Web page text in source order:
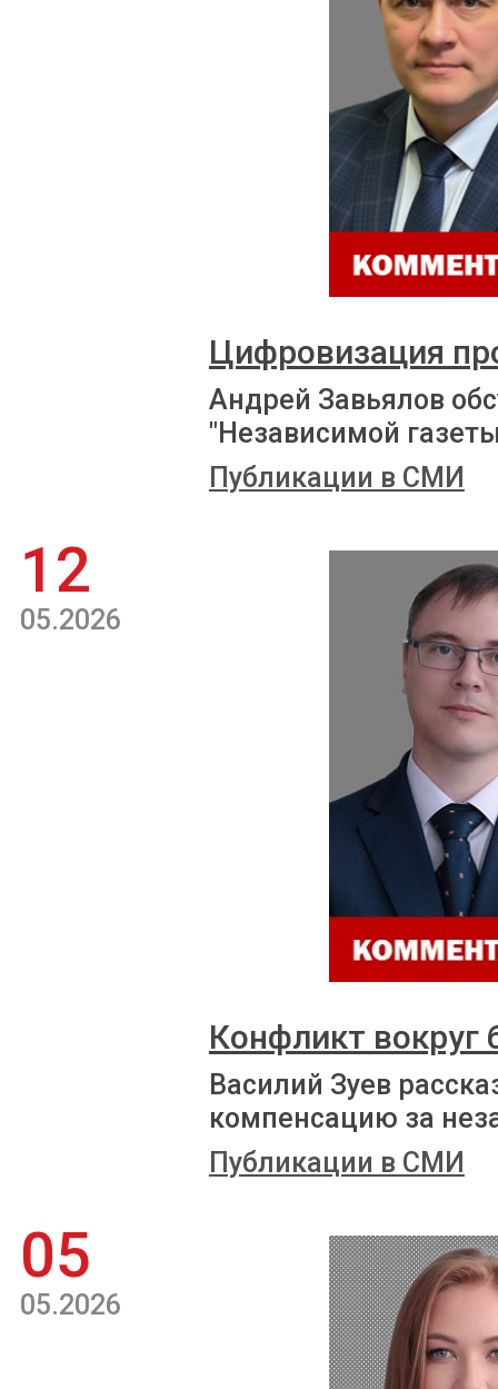
Цифровизация
Андрей Завьялов
"Независимой
Публикации в СМИ
12
05.2026
Конфликт
Василий Зуев
компенсацию за
Публикации в СМИ
05
05.2026